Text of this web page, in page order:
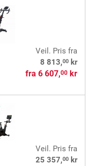
Veil. Pris fra
8 813,00kr
fra 6 607,00kr
Veil. Pris fra
25 357,00kr